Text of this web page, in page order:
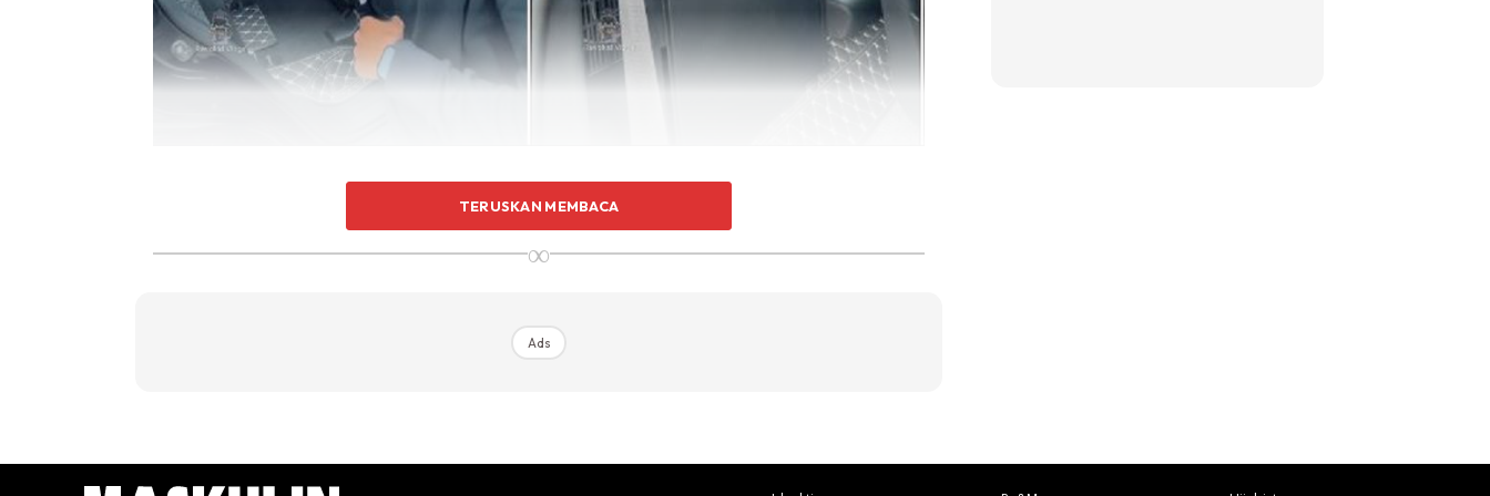
Antara faktor yang membuatkan ia menjadi cukup popular ialah kualiti ketahanan serta binaan,
TERUSKAN MEMBACA
∞
Ads